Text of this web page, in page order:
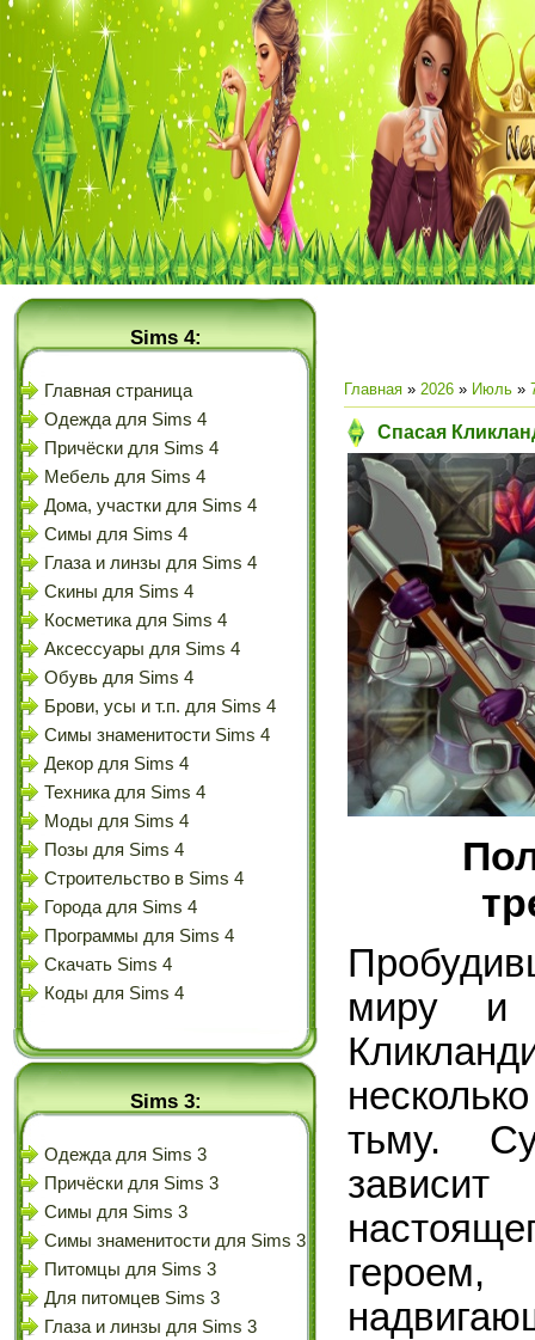
Sims 4:
Главная страница
Одежда для Sims 4
Причёски для Sims 4
Мебель для Sims 4
Дома, участки для Sims 4
Симы для Sims 4
Глаза и линзы для Sims 4
Скины для Sims 4
Косметика для Sims 4
Аксессуары для Sims 4
Обувь для Sims 4
Брови, усы и т.п. для Sims 4
Симы знаменитости Sims 4
Декор для Sims 4
Техника для Sims 4
Моды для Sims 4
Позы для Sims 4
Строительство в Sims 4
Города для Sims 4
Программы для Sims 4
Скачать Sims 4
Коды для Sims 4
Sims 3:
Одежда для Sims 3
Причёски для Sims 3
Симы для Sims 3
Симы знаменитости для Sims 3
Питомцы для Sims 3
Для питомцев Sims 3
Глаза и линзы для Sims 3
Главная » 2026 » Июль »
Спасая
миру и
тьму.